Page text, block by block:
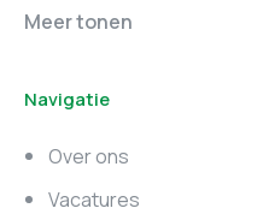
Online marketing
Marketing vacatures
Zuid-Holland
Marketing vacatures
Meer tonen
Navigatie
Over ons
Vacatures